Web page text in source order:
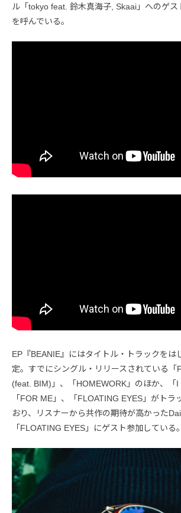
ル「tokyo feat. 鈴木真海子, Skaai」へのゲス
を呼んでいる。
EP『BEANIE』にはタイトル・トラックをは
定。すでにシングル・リリースされている「
(feat. BIM)」、「HOMEWORK」のほか、「I
「FOR ME」、「FLOATING EYES」がトラ
おり、リスナーから共作の期待が高かった
「FLOATING EYES」にゲスト参加している。